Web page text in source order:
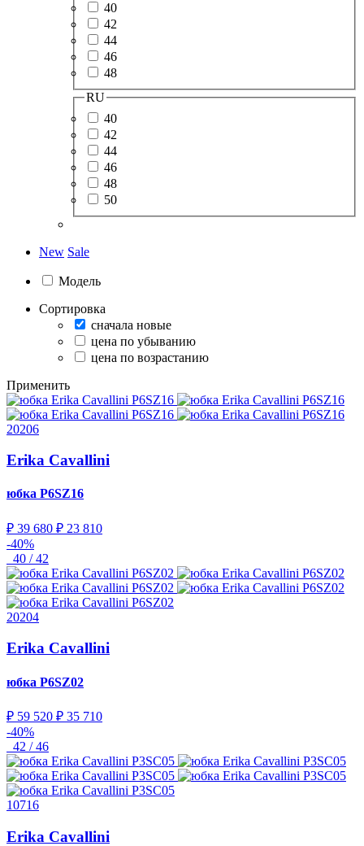
40
42
44
46
48
RU
40
42
44
46
48
50
New Sale
Модель
Сортировка
сначала новые
цена по убыванию
цена по возрастанию
Применить
20206
Erika Cavallini
юбка P6SZ16
₽ 39 680 ₽ 23 810
-40%
40 / 42
20204
Erika Cavallini
юбка P6SZ02
₽ 59 520 ₽ 35 710
-40%
42 / 46
10716
Erika Cavallini